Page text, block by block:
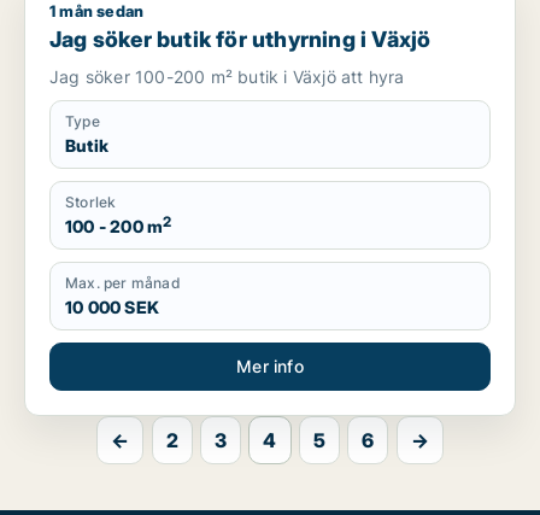
Jag söker butik för uthyrning i Växjö
1 mån sedan
Jag söker butik för uthyrning i Växjö
Jag söker 100-200 m² butik i Växjö att hyra
Type
Butik
Storlek
100 - 200 m2
Max. per månad
10 000 SEK
Mer info
← 2 3 4 5 6 →